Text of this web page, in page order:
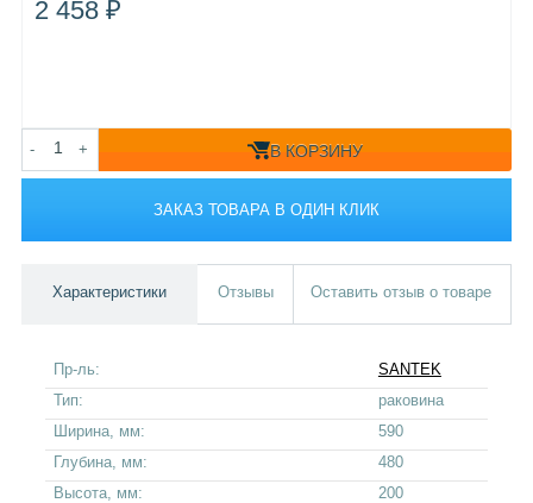
2 458 ₽
- + В КОРЗИНУ
ЗАКАЗ ТОВАРА В ОДИН КЛИК
Характеристики Отзывы Оставить отзыв о товаре
Пр-ль:
SANTEK
Тип:
раковина
Ширина, мм:
590
Глубина, мм:
480
Высота, мм:
200